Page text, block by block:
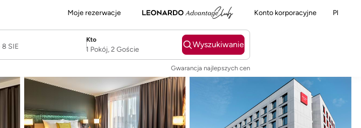
Moje rezerwacje Konto korporacyjne Pl
8 SIE
Kto
Username
1 Pokój, 2 Goście
Wyszukiwanie
Gwarancja najlepszych cen